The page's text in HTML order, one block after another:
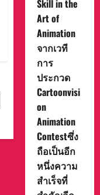
Skill in the
Art of
Animation
จากเวที
การ
ประกวด
Cartoonvisi
on
Animation
Contestซึ่ง
ถือเป็นอีก
หนึ่งความ
สำเร็จที่